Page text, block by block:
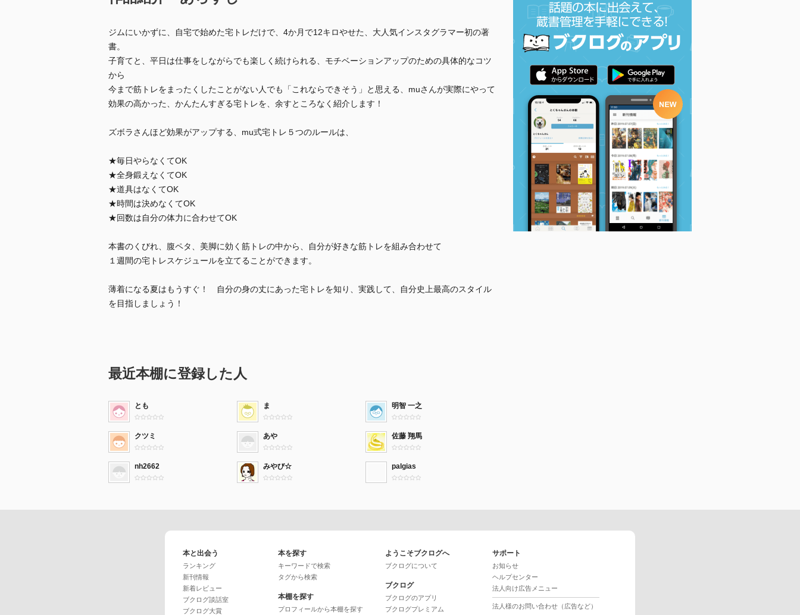
ジムにいかずに、自宅で始めた宅トレだけで、4か月で12キロやせた、大人気インスタグラマー初の著
書。
子育てと、平日は仕事をしながらでも楽しく続けられる、モチベーションアップのための具体的なコツ
から
今まで筋トレをまったくしたことがない人でも「これならできそう」と思える、muさんが実際にやって
効果の高かった、かんたんすぎる宅トレを、余すところなく紹介します！
ズボラさんほど効果がアップする、mu式宅トレ５つのルールは、
★毎日やらなくてOK
★全身鍛えなくてOK
★道具はなくてOK
★時間は決めなくてOK
★回数は自分の体力に合わせてOK
本書のくびれ、腹ペタ、美脚に効く筋トレの中から、自分が好きな筋トレを組み合わせて
１週間の宅トレスケジュールを立てることができます。
薄着になる夏はもうすぐ！ 自分の身の丈にあった宅トレを知り、実践して、自分史上最高のスタイル
を目指しましょう！
最近本棚に登録した人
とも ま 明智 一之
クツミ あや 佐藤 翔馬
nh2662 みやび☆ palgias
本と出会う
ランキング
新刊情報
新着レビュー
ブクログ談話室
ブクログ大賞
本を探す
キーワードで検索
タグから検索
本棚を探す
プロフィールから本棚を探す
ようこそブクログへ
ブクログについて
ブクログ
ブクログのアプリ
ブクログプレミアム
サポート
お知らせ
ヘルプセンター
法人向け広告メニュー
法人様のお問い合わせ（広告など）